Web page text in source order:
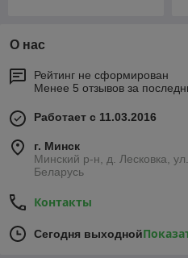
О нас
Рейтинг не сформирован
Менее 5 отзывов за
Работает с 11.03.2016
г. Минск
Минский р-н, д. Лесковка,
Беларусь
Контакты
Сегодня выходной